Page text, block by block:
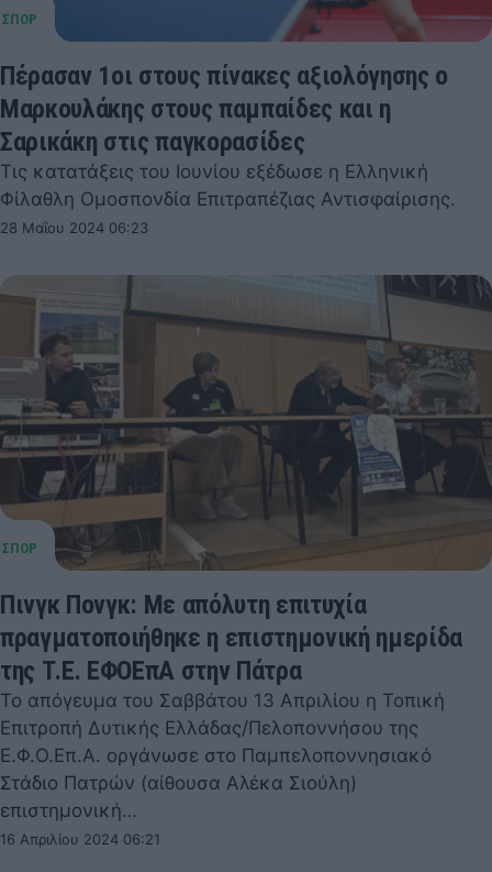
Πέρασαν 1οι στους πίνακες αξιολόγησης ο
Μαρκουλάκης στους παμπαίδες και η
Σαρικάκη στις παγκορασίδες
Τις κατατάξεις του Ιουνίου εξέδωσε η Ελληνική
Φίλαθλη Ομοσπονδία Επιτραπέζιας Αντισφαίρισης.
28 Μαΐου 2024 06:23
Πινγκ Πονγκ: Με απόλυτη επιτυχία
πραγματοποιήθηκε η επιστημονική ημερίδα
της Τ.Ε. ΕΦΟΕπΑ στην Πάτρα
Το απόγευμα του Σαββάτου 13 Απριλίου η Τοπική
Επιτροπή Δυτικής Ελλάδας/Πελοποννήσου της
Ε.Φ.Ο.Επ.Α. οργάνωσε στο Παμπελοποννησιακό
Στάδιο Πατρών (αίθουσα Αλέκα Σιούλη)
επιστημονική…
16 Απριλίου 2024 06:21